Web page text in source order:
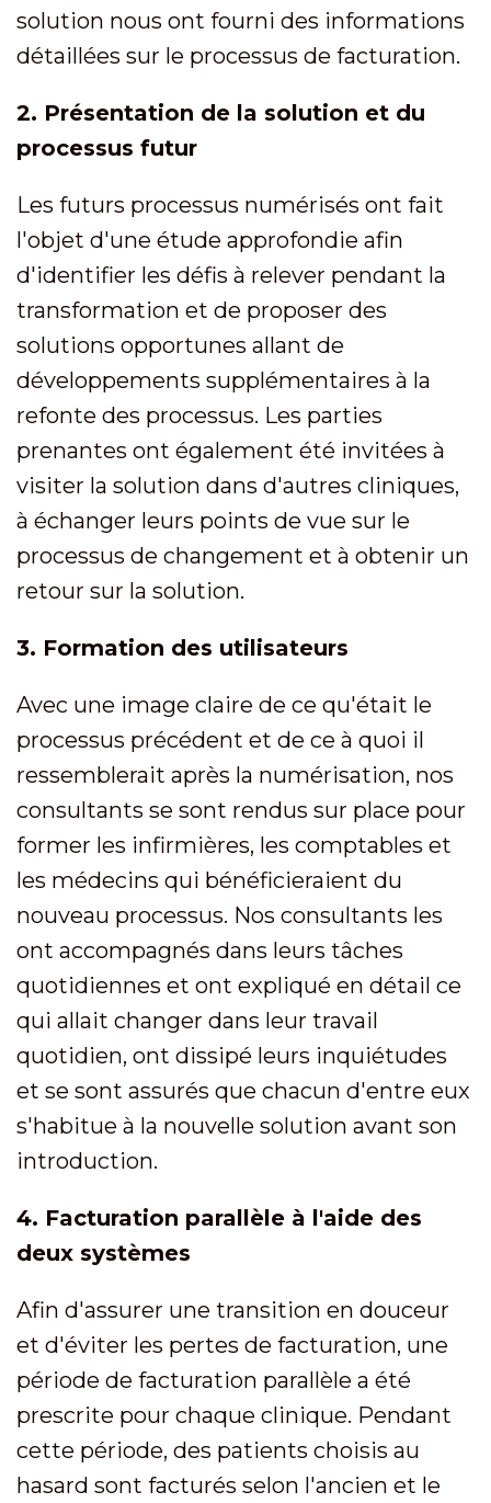
solution nous ont fourni des informations
détaillées sur le processus de facturation.
2. Présentation de la solution et du
processus futur
Les futurs processus numérisés ont fait
l'objet d'une étude approfondie afin
d'identifier les défis à relever pendant la
transformation et de proposer des
solutions opportunes allant de
développements supplémentaires à la
refonte des processus. Les parties
prenantes ont également été invitées à
visiter la solution dans d'autres cliniques,
à échanger leurs points de vue sur le
processus de changement et à obtenir un
retour sur la solution.
3. Formation des utilisateurs
Avec une image claire de ce qu'était le
processus précédent et de ce à quoi il
ressemblerait après la numérisation, nos
consultants se sont rendus sur place pour
former les infirmières, les comptables et
les médecins qui bénéficieraient du
nouveau processus. Nos consultants les
ont accompagnés dans leurs tâches
quotidiennes et ont expliqué en détail ce
qui allait changer dans leur travail
quotidien, ont dissipé leurs inquiétudes
et se sont assurés que chacun d'entre eux
s'habitue à la nouvelle solution avant son
introduction.
4. Facturation parallèle à l'aide des
deux systèmes
Afin d'assurer une transition en douceur
et d'éviter les pertes de facturation, une
période de facturation parallèle a été
prescrite pour chaque clinique. Pendant
cette période, des patients choisis au
hasard sont facturés selon l'ancien et le